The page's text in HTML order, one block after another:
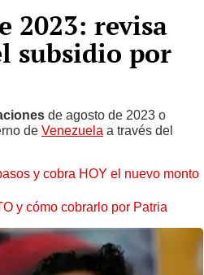
2023: revisa
subsidio por
de agosto de 2023 o
de Venezuela a través del
y cobra HOY el nuevo monto
y cómo cobrarlo por Patria